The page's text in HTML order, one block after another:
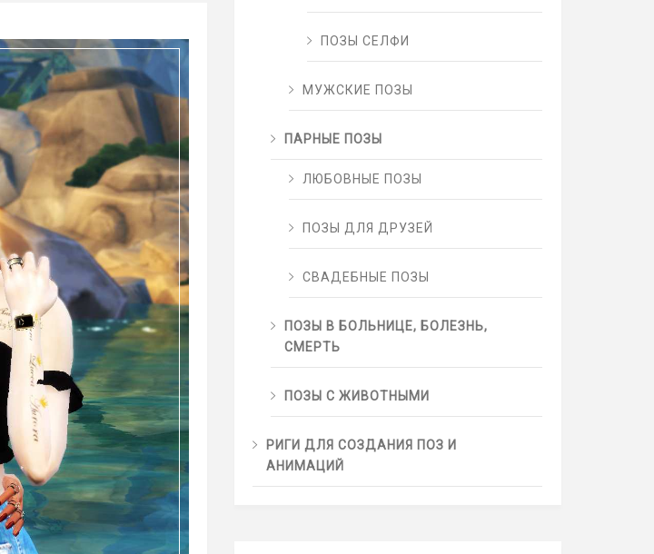
ПОЗЫ СЕЛФИ
МУЖСКИЕ ПОЗЫ
ПАРНЫЕ ПОЗЫ
ЛЮБОВНЫЕ ПОЗЫ
ПОЗЫ ДЛЯ ДРУЗЕЙ
СВАДЕБНЫЕ ПОЗЫ
ПОЗЫ В БОЛЬНИЦЕ, БОЛЕЗНЬ,
СМЕРТЬ
ПОЗЫ С ЖИВОТНЫМИ
РИГИ ДЛЯ СОЗДАНИЯ ПОЗ И
АНИМАЦИЙ